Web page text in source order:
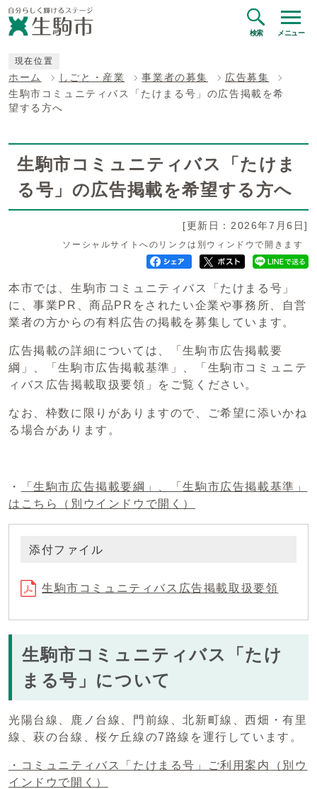
検索 メニュー
現在位置
ホーム しごと・産業 事業者の募集
広告募集
生駒市コミュニティバス「たけまる号」の広告掲載を希
望する方へ
生駒市コミュニティバス「たけま
る号」の広告掲載を希望する方へ
[更新日：2026年7月6日]
ソーシャルサイトへのリンクは別ウィンドウで開きます
本市では、生駒市コミュニティバス「たけまる号」
に、事業PR、商品PRをされたい企業や事務所、自営
業者の方からの有料広告の掲載を募集しています。
広告掲載の詳細については、「生駒市広告掲載要
綱」、「生駒市広告掲載基準」、「生駒市コミュニテ
ィバス広告掲載取扱要領」をご覧ください。
なお、枠数に限りがありますので、ご希望に添いかね
る場合があります。
・
「生駒市広告掲載要綱」、「生駒市広告掲載基準」
はこちら
（別ウインドウで開く）
添付ファイル
生駒市コミュニティバス広告掲載取扱要領
生駒市コミュニティバス「たけ
まる号」について
光陽台線、鹿ノ台線、門前線、北新町線、西畑・有里
線、萩の台線、桜ケ丘線の7路線を運行しています。
・コミュニティバス「たけまる号」ご利用案内
（別ウ
インドウで開く）